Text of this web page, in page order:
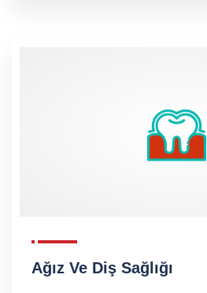
Ağız Ve Diş Sağlığı